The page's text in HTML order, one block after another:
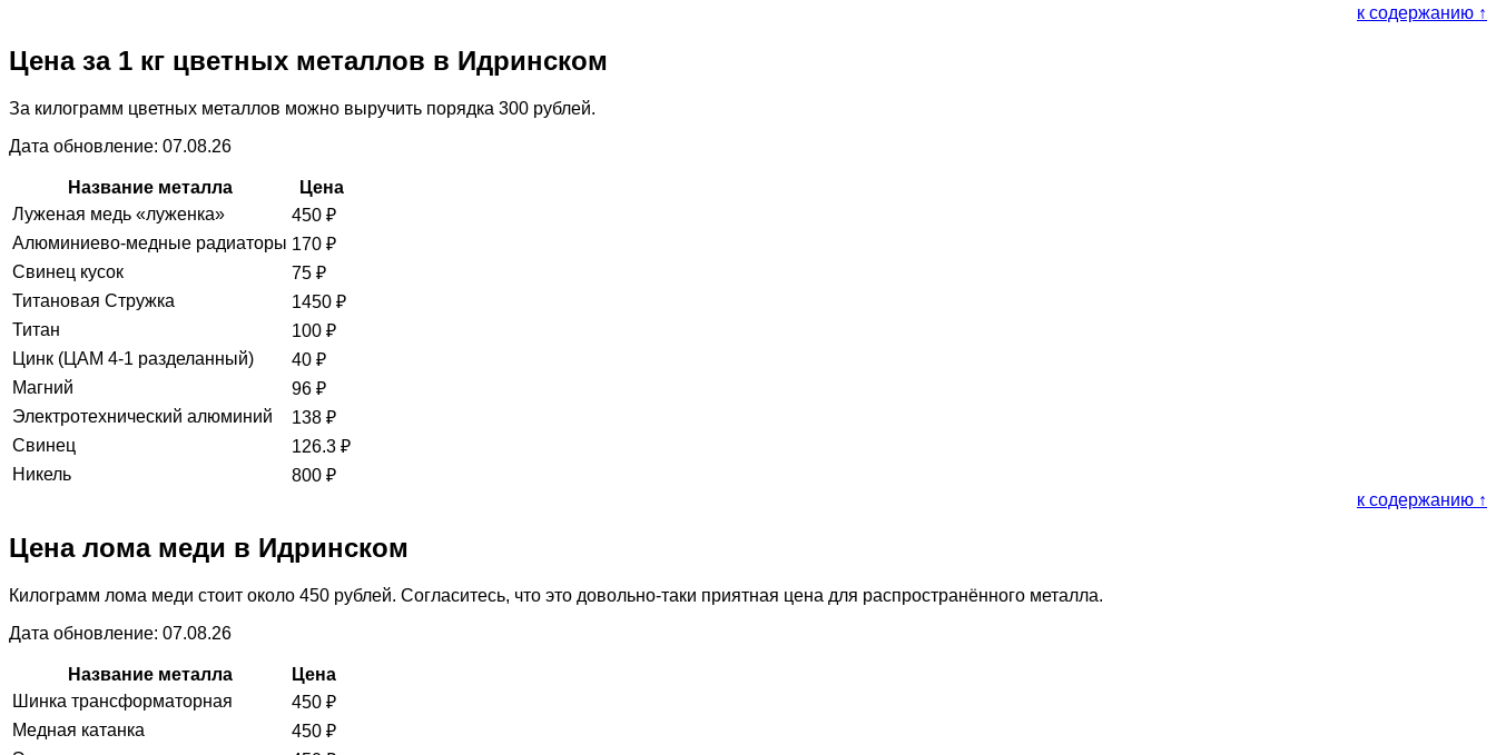
к содержанию ↑
Цена за 1 кг цветных металлов в Идринском
За килограмм цветных металлов можно выручить порядка 300 рублей.
Дата обновление: 07.08.26
Название металла
Цена
Луженая медь «луженка»
450 ₽
Алюминиево-медные радиаторы 170 ₽
Свинец кусок
75 ₽
Титановая Стружка
1450 ₽
Титан
100 ₽
Цинк (ЦАМ 4-1 разделанный)
40 ₽
Магний
96 ₽
Электротехнический алюминий
138 ₽
Свинец
126.3 ₽
Никель
800 ₽
к содержанию ↑
Цена лома меди в Идринском
Килограмм лома меди стоит около 450 рублей. Согласитесь, что это довольно-таки приятная цена для распространённого металла.
Дата обновление: 07.08.26
Название металла
Цена
Шинка трансформаторная
450 ₽
Медная катанка
450 ₽